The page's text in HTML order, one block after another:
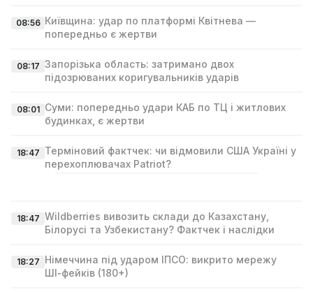
08:56 Київщина: удар по платформі Квітнева —
попередньо є жертви
08:17 Запорізька область: затримано двох
підозрюваних коригувальників ударів
08:01 Суми: попередньо удари КАБ по ТЦ і житлових
будинках, є жертви
18:47 Терміновий фактчек: чи відмовили США Україні у
перехоплювачах Patriot?
18:47 Wildberries вивозить склади до Казахстану,
Білорусі та Узбекистану? Фактчек і наслідки
18:27 Німеччина під ударом ІПСО: викрито мережу
ШІ‑фейків (180+)